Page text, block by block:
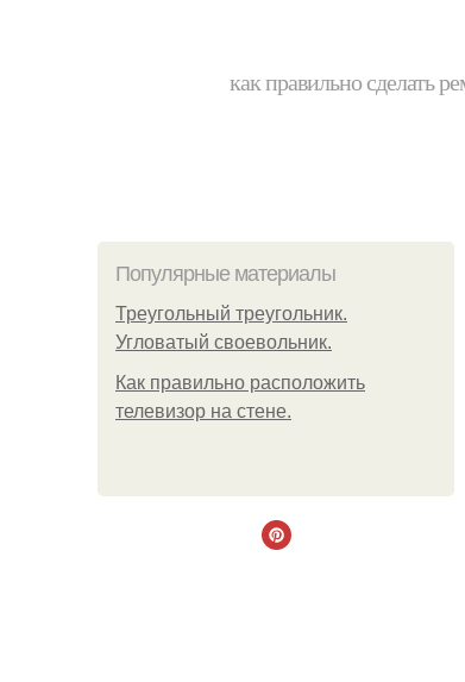
как правильно сделать
Популярные материалы
Треугольный треугольник.
Угловатый своевольник.
Как правильно расположить
телевизор на стене.